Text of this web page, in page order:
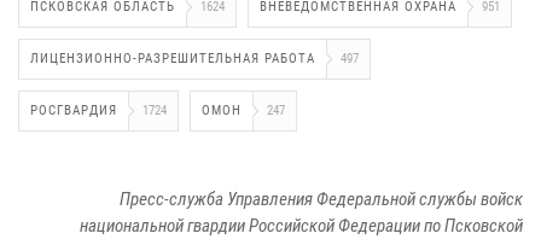
ПСКОВСКАЯ ОБЛАСТЬ 1624 ВНЕВЕДОМСТВЕННАЯ ОХРАНА 951
ЛИЦЕНЗИОННО-РАЗРЕШИТЕЛЬНАЯ РАБОТА 497
РОСГВАРДИЯ 1724 ОМОН 247
Пресс-служба Управления Федеральной службы войск
национальной гвардии Российской Федерации по Псковской